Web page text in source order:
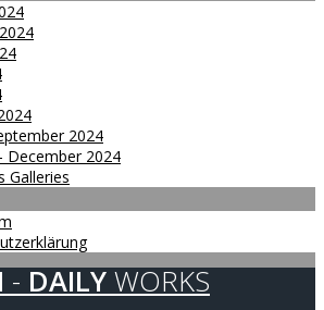
2024
December 2024
Galleries
- DAILY WORKS